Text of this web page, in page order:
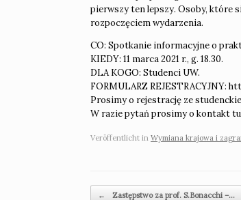
pierwszy ten lepszy. Osoby, które
rozpoczęciem wydarzenia.
CO: Spotkanie informacyjne o
KIEDY: 11 marca 2021 r., g. 18.30.
DLA KOGO: Studenci UW.
FORMULARZ
Prosimy o rejestrację ze
W razie pytań prosimy o kontakt
Veröffentlicht in Wymiana krajowa i
Beitragsnavigation
← Zastępstwo za prof. S.Bonacchi –…